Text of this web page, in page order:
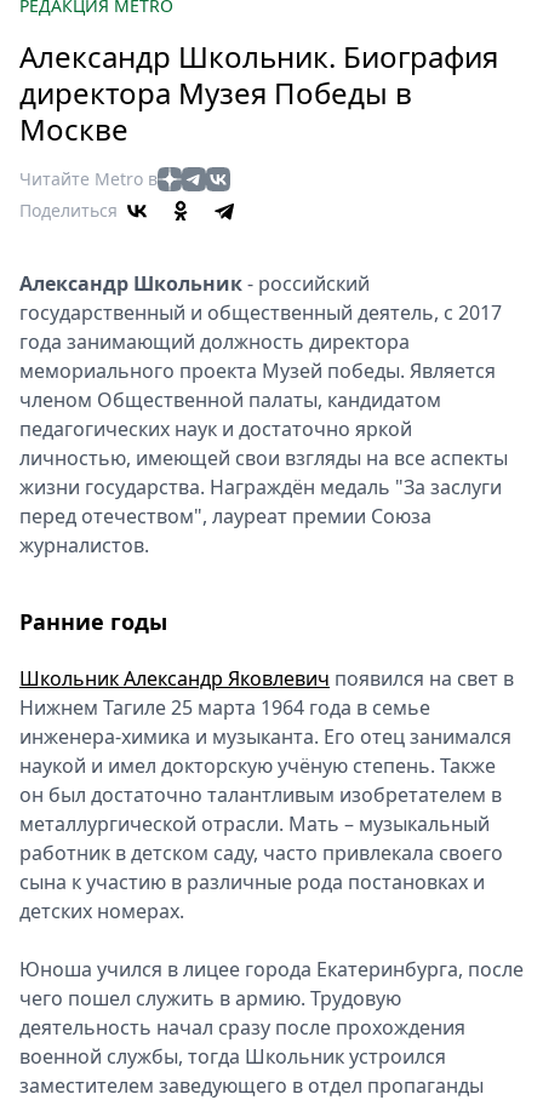
Мир
Здоровье
Еда
Туризм
Мода
Кино
Афиша
Книги
Выставки
Пресс-
релизы
О
Metro
Стримы
Выборы
Скачай
Metro
РЕДАКЦИЯ METRO
Александр Школьник. Биография
директора Музея Победы в
Москве
Читайте Metro в
Поделиться
Александр Школьник- российский
государственный и общественный деятель, с 2017
года занимающий должность директора
мемориального проекта Музей победы. Является
членом Общественной палаты, кандидатом
педагогических наук и достаточно яркой
личностью, имеющей свои взгляды на все аспекты
жизни государства. Награждён медаль "За заслуги
перед отечеством", лауреат премии Союза
журналистов.
Ранние годы
Школьник Александр Яковлевич появился на свет в
Нижнем Тагиле 25 марта 1964 года в семье
инженера-химика и музыканта. Его отец занимался
наукой и имел докторскую учёную степень. Также
он был достаточно талантливым изобретателем в
металлургической отрасли. Мать – музыкальный
работник в детском саду, часто привлекала своего
сына к участию в различные рода постановках и
детских номерах.
Юноша учился в лицее города Екатеринбурга, после
чего пошел служить в армию. Трудовую
деятельность начал сразу после прохождения
военной службы, тогда Школьник устроился
заместителем заведующего в отдел пропаганды